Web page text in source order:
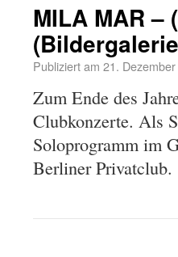
MILA MAR –
Publiziert am 21.
Zum Ende des
Clubkonzerte. Als
Soloprogramm im
Berliner Privatclub.